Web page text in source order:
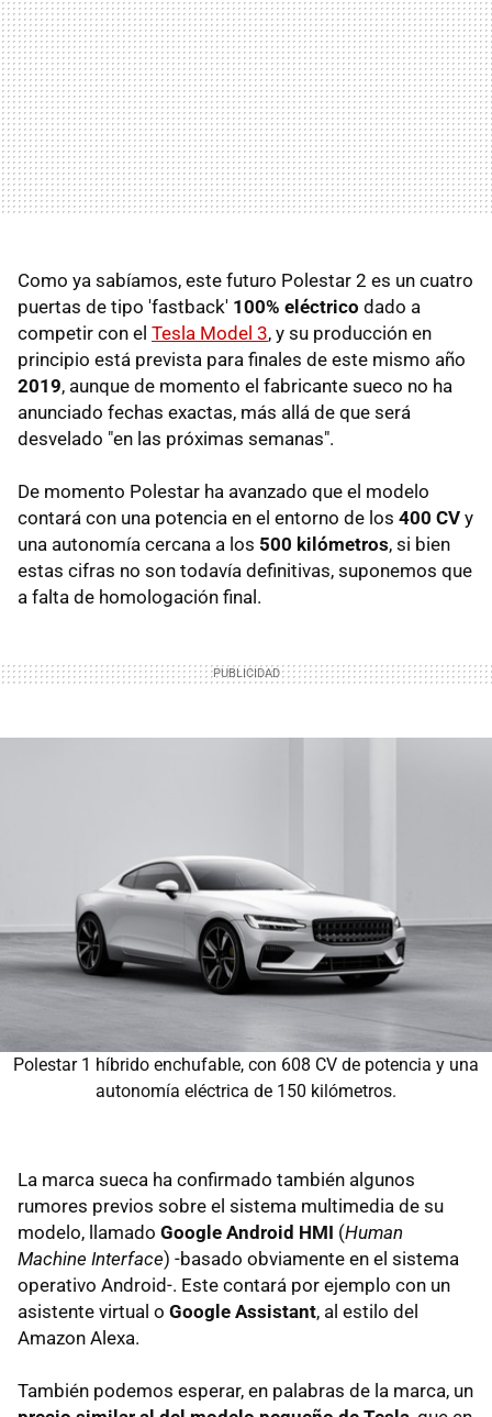
Como ya sabíamos, este futuro Polestar 2 es un cuatro
puertas de tipo 'fastback' 100% eléctrico dado a
competir con el Tesla Model 3, y su producción en
principio está prevista para finales de este mismo año
2019, aunque de momento el fabricante sueco no ha
anunciado fechas exactas, más allá de que será
desvelado "en las próximas semanas".
De momento Polestar ha avanzado que el modelo
contará con una potencia en el entorno de los 400 CV y
una autonomía cercana a los 500 kilómetros, si bien
estas cifras no son todavía definitivas, suponemos que
a falta de homologación final.
Polestar 1 híbrido enchufable, con 608 CV de potencia y una
autonomía eléctrica de 150 kilómetros.
La marca sueca ha confirmado también algunos
rumores previos sobre el sistema multimedia de su
modelo, llamado Google Android HMI (Human
Machine Interface) -basado obviamente en el sistema
operativo Android-. Este contará por ejemplo con un
asistente virtual o Google Assistant, al estilo del
Amazon Alexa.
También podemos esperar, en palabras de la marca, un